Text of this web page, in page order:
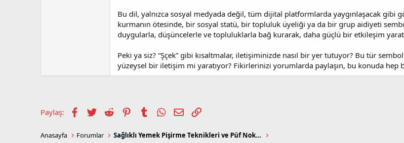
Bu dil, yalnızca sosyal medyada değil, tüm dijital platformlarda yaygınlaşacak gibi
kurmanın ötesinde, bir sosyal statü, bir topluluk üyeliği ya da bir grup aidiyeti
duygularla, düşüncelerle ve topluluklarla bağ kurarak, daha güçlü bir etkileşim
Peki ya siz? “Şçek” gibi kısaltmalar, iletişiminizde nasıl bir yer tutuyor? Bu tür
yüzeysel bir iletişim mi yaratıyor? Fikirlerinizi yorumlarda paylaşın, bu konuda hep
Paylaş: Facebook
TwitterReddit PinterestTumblrWhatsApp
E-postaLink
Anasayfa Forumlar Sağlıklı Yemek Pişirme Teknikleri ve Püf Noktaları